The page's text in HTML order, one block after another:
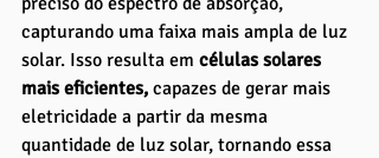
capturando uma faixa mais ampla de luz
solar. Isso resulta em células solares
mais eficientes, capazes de gerar mais
eletricidade a partir da mesma
quantidade de luz solar, tornando essa